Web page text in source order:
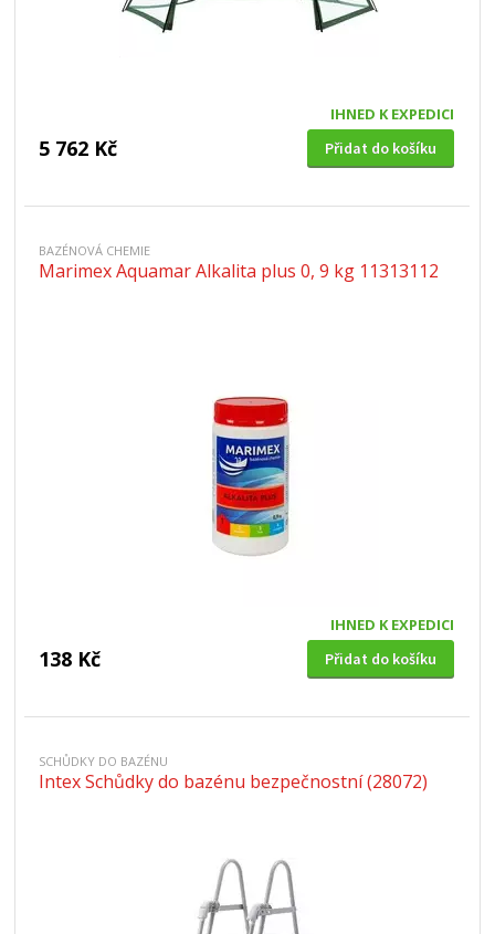
IHNED K EXPEDICI
5 762 Kč Přidat do košíku
BAZÉNOVÁ CHEMIE
Marimex Aquamar Alkalita plus 0, 9 kg 11313112
IHNED K EXPEDICI
138 Kč Přidat do košíku
SCHŮDKY DO BAZÉNU
Intex Schůdky do bazénu bezpečnostní (28072)